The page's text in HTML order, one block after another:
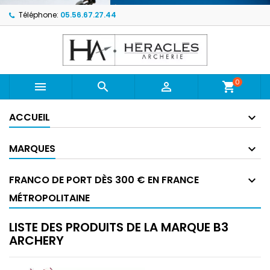
Téléphone: 05.56.67.27.44
   shopping_cart0
ACCUEIL
MARQUES
FRANCO DE PORT DÈS 300 € EN FRANCE
MÉTROPOLITAINE
LISTE DES PRODUITS DE LA MARQUE B3
ARCHERY